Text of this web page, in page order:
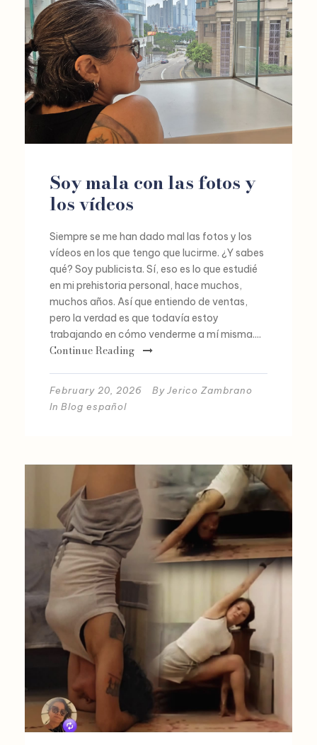
Soy mala con las fotos y
los vídeos
Siempre se me han dado mal las fotos y los
vídeos en los que tengo que lucirme. ¿Y sabes
qué? Soy publicista. Sí, eso es lo que estudié
en mi prehistoria personal, hace muchos,
muchos años. Así que entiendo de ventas,
pero la verdad es que todavía estoy
trabajando en cómo venderme a mí misma....
Continue Reading
February 20, 2026 By Jerico Zambrano
In Blog español